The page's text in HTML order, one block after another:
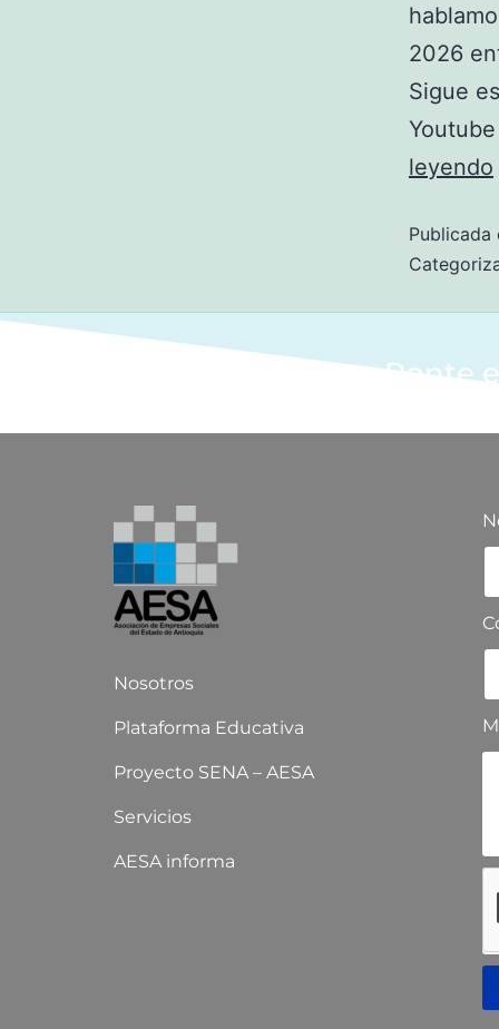
2026
Sigue
leyendo
Ponte
Nosotros
Plataforma Educativa
Proyecto SENA – AESA
Servicios
AESA informa